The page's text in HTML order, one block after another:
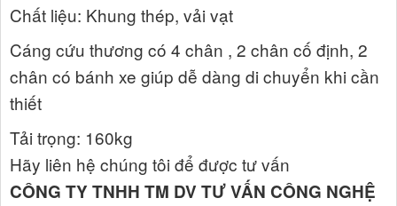
Chất liệu: Khung thép, vải vạt
Cáng cứu thương có 4 chân , 2 chân cố định, 2
chân có bánh xe giúp dễ dàng di chuyển khi cần
thiết
Tải trọng: 160kg
Hãy liên hệ chúng tôi để được tư vấn
CÔNG TY TNHH TM DV TƯ VẤN CÔNG NGHỆ